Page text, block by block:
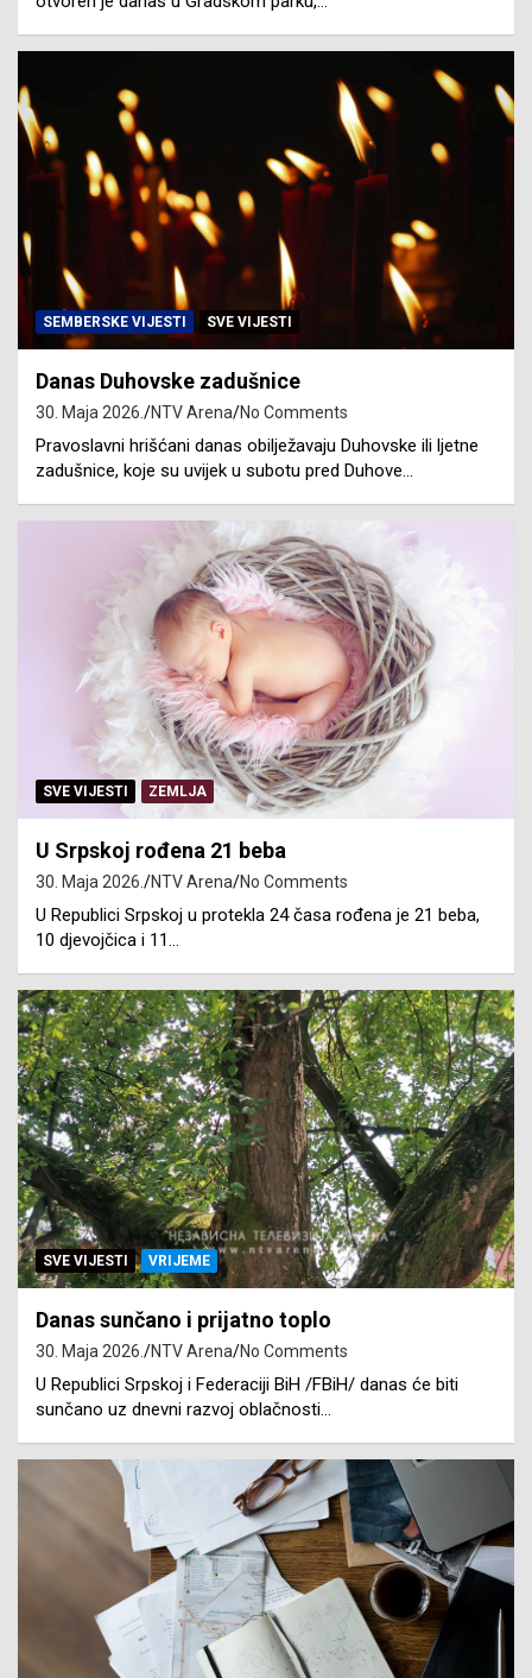
SEMBERSKE VIJESTI SVE VIJESTI
Danas Duhovske zadušnice
30. Maja 2026. NTV Arena No Comments
Pravoslavni hrišćani danas obilježavaju Duhovske ili ljetne
zadušnice, koje su uvijek u subotu pred Duhove…
SVE VIJESTI ZEMLJA
U Srpskoj rođena 21 beba
30. Maja 2026. NTV Arena No Comments
U Republici Srpskoj u protekla 24 časa rođena je 21 beba,
10 djevojčica i 11…
SVE VIJESTI VRIJEME
Danas sunčano i prijatno toplo
30. Maja 2026. NTV Arena No Comments
U Republici Srpskoj i Federaciji BiH /FBiH/ danas će biti
sunčano uz dnevni razvoj oblačnosti…